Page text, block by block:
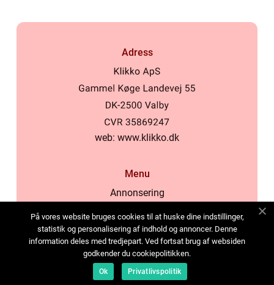
Adress
web: www.klikko.dk
Menu
Annonsering
Cookies
Kontakta oss
Sitemap
På vores website bruges cookies til at huske dine indstillinger,
statistik og personalisering af indhold og annoncer. Denne
information deles med tredjepart. Ved fortsat brug af websiden
godkender du cookiepolitikken.
Ok Privatlivspolitik